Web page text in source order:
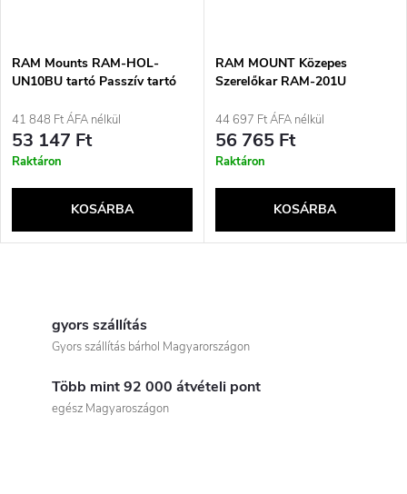
RAM Mounts RAM-HOL-
UN10BU tartó Passzív tartó
Fekete, Rozsdamentes acél
41 848 Ft ÁFA nélkül
53 147 Ft
Raktáron
KOSÁRBA
RAM MOUNT Közepes
Szerelőkar RAM-201U
44 697 Ft ÁFA nélkül
56 765 Ft
Raktáron
KOSÁRBA
gyors szállítás
Gyors szállítás bárhol Magyarországon
Több mint 92 000 átvételi pont
egész Magyaroszágon